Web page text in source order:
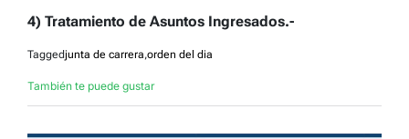
4) Tratamiento de Asuntos Ingresados.-
Tagged junta de carrera,orden del dia
También te puede gustar